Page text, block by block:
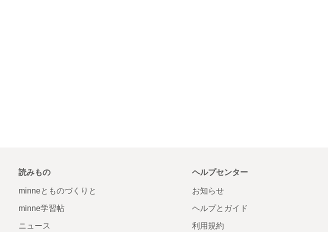
読みもの
minneとものづくりと
minne学習帖
ニュース
ヘルプセンター
お知らせ
ヘルプとガイド
利用規約